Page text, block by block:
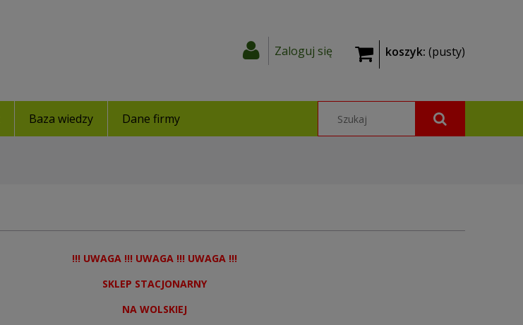
koszyk: (pusty)
Zaloguj się
Baza wiedzy Dane firmy
!!! UWAGA !!! UWAGA !!! UWAGA !!!
SKLEP STACJONARNY
NA WOLSKIEJ